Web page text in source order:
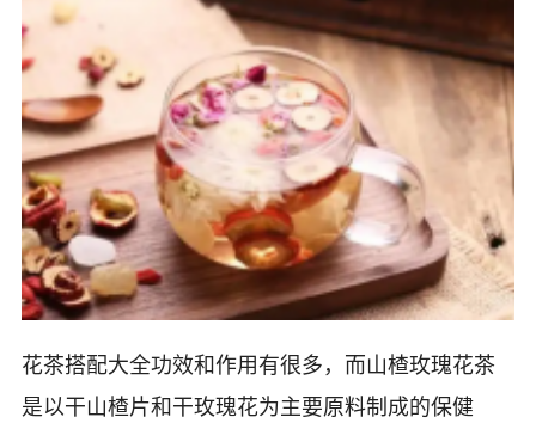
花茶搭配大全功效和作用有很多，而山楂玫瑰花茶
是以干山楂片和干玫瑰花为主要原料制成的保健